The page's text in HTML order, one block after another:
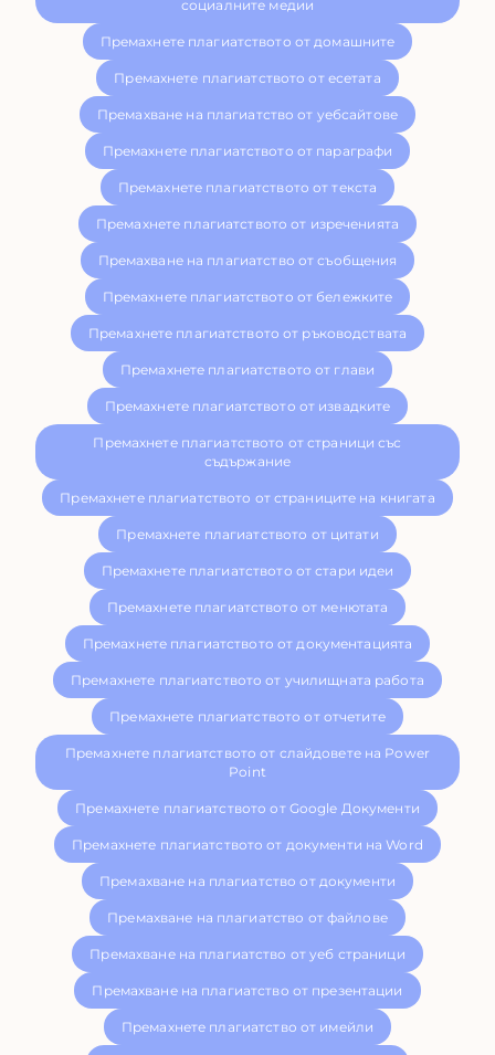
социалните медии
Премахнете плагиатството от домашните
Премахнете плагиатството от есетата
Премахване на плагиатство от уебсайтове
Премахнете плагиатството от параграфи
Премахнете плагиатството от текста
Премахнете плагиатството от изреченията
Премахване на плагиатство от съобщения
Премахнете плагиатството от бележките
Премахнете плагиатството от ръководствата
Премахнете плагиатството от глави
Премахнете плагиатството от извадките
Премахнете плагиатството от страници със
съдържание
Премахнете плагиатството от страниците на книгата
Премахнете плагиатството от цитати
Премахнете плагиатството от стари идеи
Премахнете плагиатството от менютата
Премахнете плагиатството от документацията
Премахнете плагиатството от училищната работа
Премахнете плагиатството от отчетите
Премахнете плагиатството от слайдовете на Power
Point
Премахнете плагиатството от Google Документи
Премахнете плагиатството от документи на Word
Премахване на плагиатство от документи
Премахване на плагиатство от файлове
Премахване на плагиатство от уеб страници
Премахване на плагиатство от презентации
Премахнете плагиатство от имейли